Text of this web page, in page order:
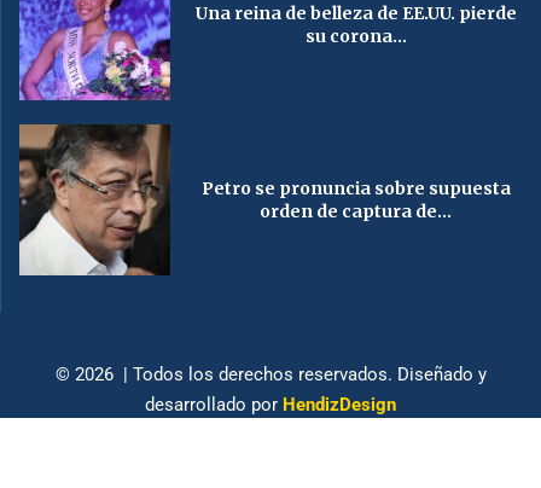
Una reina de belleza de EE.UU. pierde
su corona...
Petro se pronuncia sobre supuesta
orden de captura de...
© 2026 | Todos los derechos reservados. Diseñado y
desarrollado por HendizDesign